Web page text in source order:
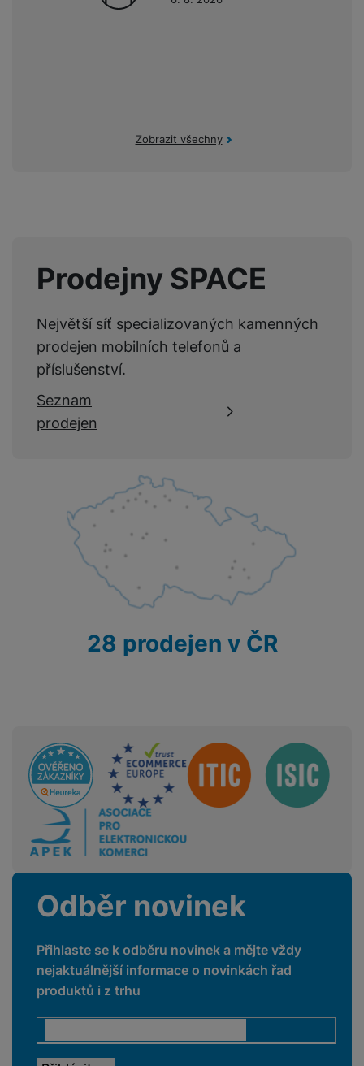
Zobrazit všechny
Prodejny SPACE
Největší síť specializovaných kamenných
prodejen mobilních telefonů a
příslušenství.
Seznam
prodejen
28 prodejen v ČR
Sdružení
Odběr novinek
Přihlaste se k odběru novinek a mějte vždy
nejaktuálnější informace o novinkách řad
produktů i z trhu